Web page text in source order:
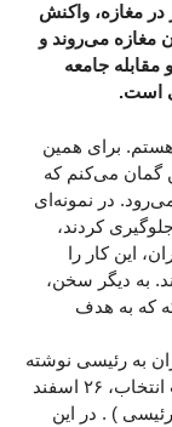
در مغازه، واکنش
مغازه می‌روند و
جامعه
است.
برای همین
گمان می‌کنم که
در نمو‌نه‌ای
کردند،
این کار را
به دیگر سخن،
که به هدف
تهران به رئیسی نوشته
شده است، دربرگیرنده نکته مهمی ست (سایت انتخاب، ۲۶ اسفند
به رئیسی ) . در این